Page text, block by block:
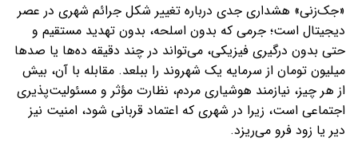
«جک‌زنی» هشداری جدی درباره تغییر شکل جرائم شهری در عصر
دیجیتال است؛ جرمی که بدون اسلحه، بدون تهدید مستقیم و
حتی بدون درگیری فیزیکی، می‌تواند در چند دقیقه ده‌ها یا صدها
میلیون تومان از سرمایه یک شهروند را ببلعد. مقابله با آن، بیش
از هر چیز، نیازمند هوشیاری مردم، نظارت مؤثر و مسئولیت‌پذیری
اجتماعی است، زیرا در شهری که اعتماد قربانی شود، امنیت نیز
دیر یا زود فرو می‌ریزد.